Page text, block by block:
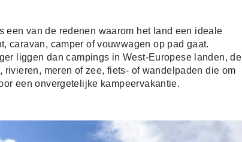
een van de redenen waarom het land een ideale
caravan, camper of vouwwagen op pad gaat.
liggen dan campings in West-Europese landen, de
meren of zee, fiets- of wandelpaden die om
een onvergetelijke kampeervakantie.